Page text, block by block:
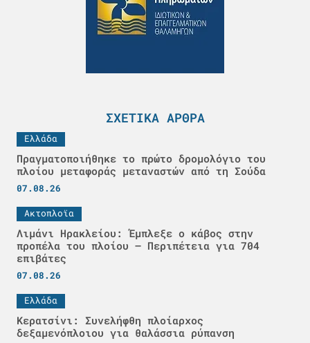
ΣΧΕΤΙΚΆ ΆΡΘΡΑ
Ελλάδα
Πραγματοποιήθηκε το πρώτο δρομολόγιο του
πλοίου μεταφοράς μεταναστών από τη Σούδα
07.08.26
Ακτοπλοϊα
Λιμάνι Ηρακλείου: Έμπλεξε ο κάβος στην
προπέλα του πλοίου – Περιπέτεια για 704
επιβάτες
07.08.26
Ελλάδα
Κερατσίνι: Συνελήφθη πλοίαρχος
δεξαμενόπλοιου για θαλάσσια ρύπανση